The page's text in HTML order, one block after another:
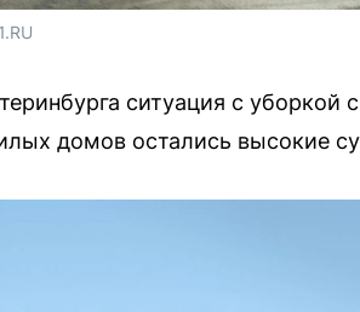
ситуация с уборкой
домов остались высокие